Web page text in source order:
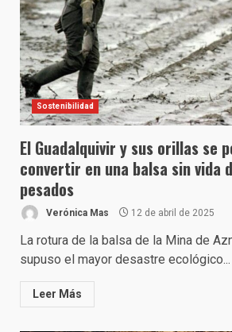
Sostenibilidad
El Guadalquivir y sus orillas se
convertir en una balsa sin vida
pesados
Verónica Mas 12 de abril de 2025
La rotura de la balsa de la Mina de
supuso el mayor desastre ecológico...
Leer Más